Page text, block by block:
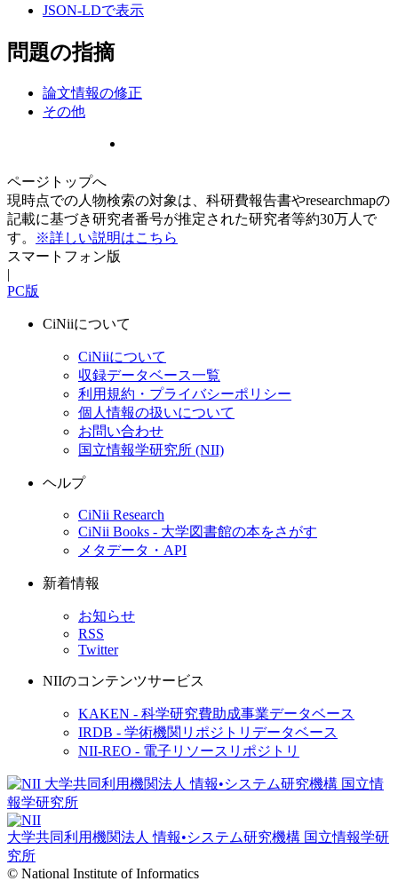
JSON-LDで表示
問題の指摘
論文情報の修正
その他
ページトップへ
現時点での人物検索の対象は、科研費報告書やresearchmapの
記載に基づき研究者番号が推定された研究者等約30万人で
す。
※詳しい説明はこちら
スマートフォン版
|
PC版
CiNiiについて
CiNiiについて
収録データベース一覧
利用規約・プライバシーポリシー
個人情報の扱いについて
お問い合わせ
国立情報学研究所 (NII)
ヘルプ
CiNii Research
CiNii Books - 大学図書館の本をさがす
メタデータ・API
新着情報
お知らせ
RSS
Twitter
NIIのコンテンツサービス
KAKEN - 科学研究費助成事業データベース
IRDB - 学術機関リポジトリデータベース
NII-REO - 電子リソースリポジトリ
大学共同利用機関法人 情報•システム研究機構 国立情報学研
究所
© National Institute of Informatics